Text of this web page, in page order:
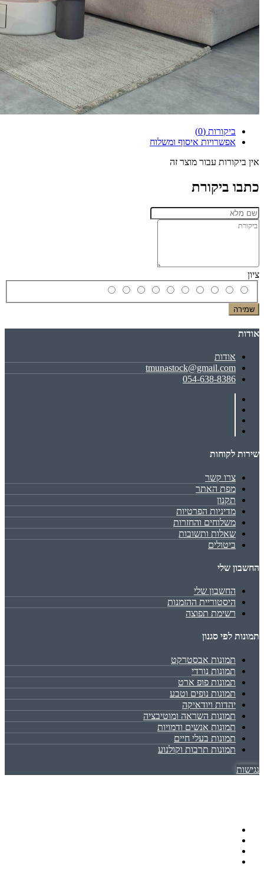
ביקורות (0)
אפשרויות איסוף ומשלוח
אין ביקורות עבור מוצר זה
כתבו ביקורת
ציון
שמירה
אודות
אודות
tmunastock@gmail.com
054-638-8386
שירות לקוחות
צרו קשר
מפת האתר
תקנון
מדיניות הפרטיות
משלוחים והחזרות
שאלות ותשובות
ביטולים
החשבון שלי
החשבון שלי
היסטוריית ההזמנות
רשימת תפוצה
תמונות לפי סגנון
תמונות אבסטרקט
תמונות נורדי
תמונות פופ ארט
תמונות נופים וטבע
יהדות ויודאיקה
תמונות השראה ומוטיבציה
תמונות אנשים ודמויות
תמונות בעלי חיים
תמונות תרבות וקולנוע
נגישות